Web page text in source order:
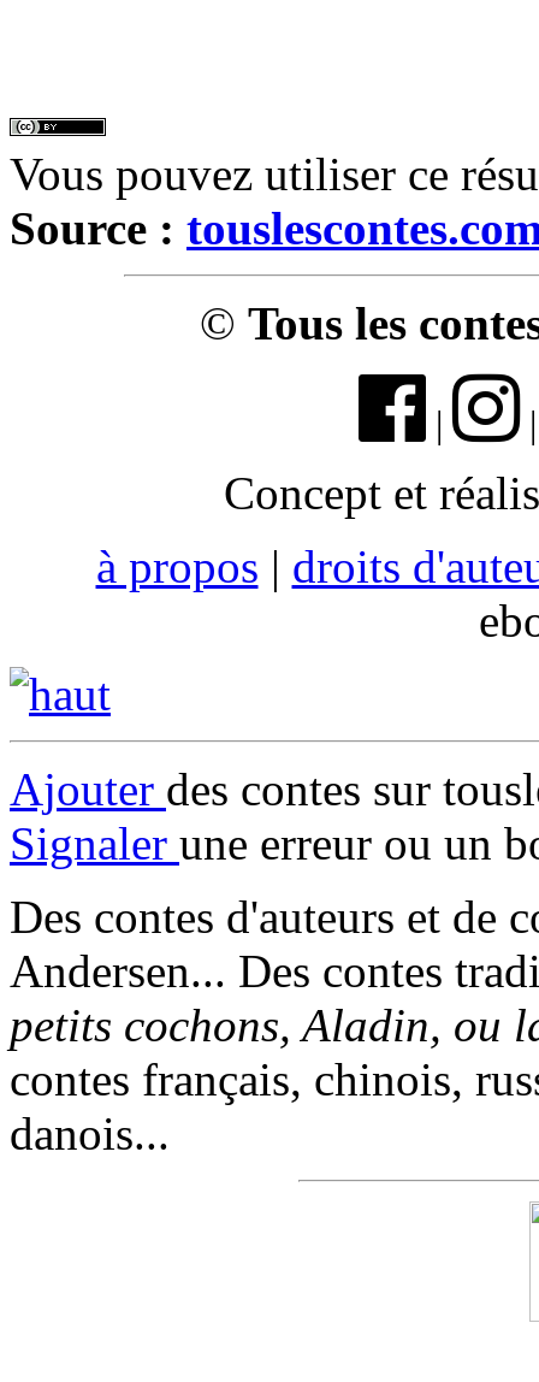
Vous pouvez utiliser ce
Source :
© Tous les
|
Concept et
à propos | droits
Ajouter des contes sur
Signaler une erreur ou un
Des contes d'auteurs et de
Andersen... Des contes
petits cochons, Aladin, ou
contes français, chinois,
danois...